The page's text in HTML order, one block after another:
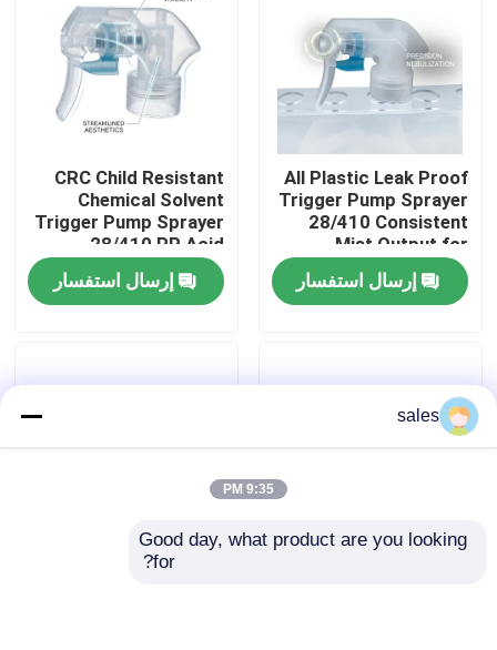
منتجات
جولة في المصنع
ضبط الجودة
أخبار
All Plastic Leak Proof
Trigger Pump Sprayer
28/410 Consistent
Mist Output for
Household Cleaning
Bottlesإرسال استفسار
CRC Child Resistant
Chemical Solvent
Trigger Pump Sprayer
28/410 PP Acid
Resistant for
Industrial Cleaning
إرسال استفسار
sales
9:35 PM
Good day, what product are you looking
for?